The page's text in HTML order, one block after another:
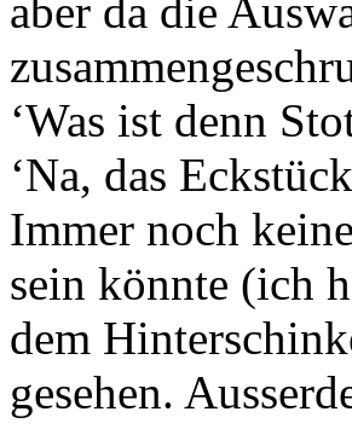
aber da die
‘Was ist denn
‘Na, das
Immer noch
sein könnte (ich
dem
gesehen.